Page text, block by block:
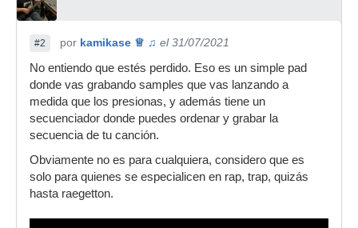
#2 por kamikase ♕ ♫ el 31/07/2021
No entiendo que estés perdido. Eso es un simple pad
donde vas grabando samples que vas lanzando a
medida que los presionas, y además tiene un
secuenciador donde puedes ordenar y grabar la
secuencia de tu canción.
Obviamente no es para cualquiera, considero que es
solo para quienes se especialicen en rap, trap, quizás
hasta raegetton.